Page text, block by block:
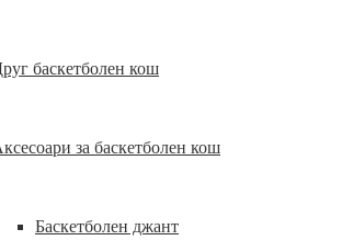
баскетболен кош
за баскетболен кош
Баскетболен джант